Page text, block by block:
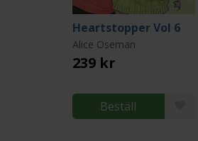
Heartstopper Vol 6
Alice Oseman
239 kr
Beställ